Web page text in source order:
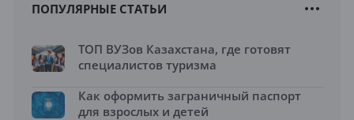
ПОПУЛЯРНЫЕ СТАТЬИ
ТОП ВУЗов Казахстана, где готовят
специалистов туризма
Как оформить заграничный паспорт
для взрослых и детей